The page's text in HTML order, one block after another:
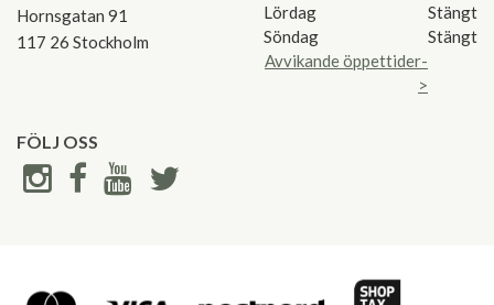
Hornsgatan 91
117 26 Stockholm
Lördag
Stängt
Söndag
Stängt
Avvikande öppettider-
>
FÖLJ OSS